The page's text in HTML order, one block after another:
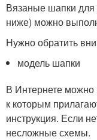
Вязаные шапки
ниже) можно
Нужно обратить
модель шапки
В Интернете можно
к которым
инструкция. Если
несложные схемы.